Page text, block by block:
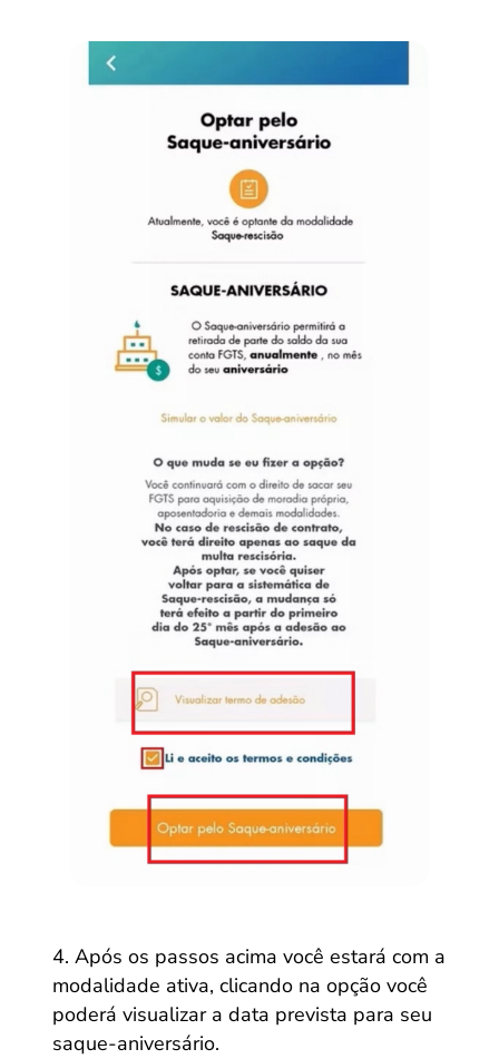
Após os passos acima você estará com a
modalidade ativa, clicando na opção você
poderá visualizar a data prevista para seu
saque-aniversário.